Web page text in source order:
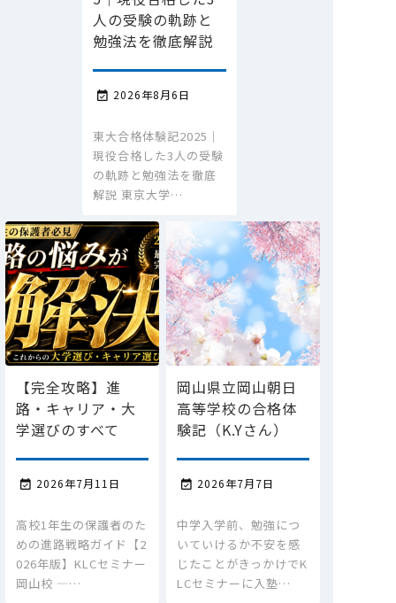
人の受験の軌跡と
勉強法を徹底解説
 2026年8月6日
東大合格体験記2025｜
現役合格した3人の受験
の軌跡と勉強法を徹底
解説 東京大学…
【完全攻略】進
路・キャリア・大
学選びのすべて
 2026年7月11日
高校1年生の保護者のた
めの進路戦略ガイド【2
026年版】KLCセミナー
岡山校 ―…
岡山県立岡山朝日
高等学校の合格体
験記（K.Yさん）
 2026年7月7日
中学入学前、勉強につ
いていけるか不安を感
じたことがきっかけでK
LCセミナーに入塾…